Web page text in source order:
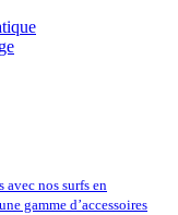
avec nos surfs en
gamme d’accessoires